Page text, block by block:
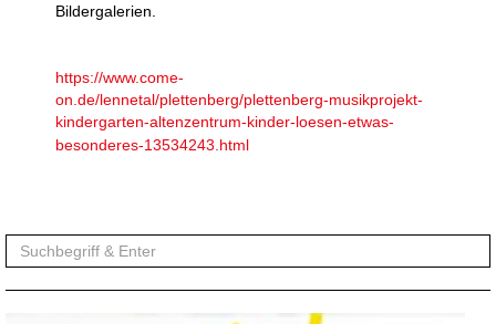
Bildergalerien.
https://www.come-
on.de/lennetal/plettenberg/plettenberg-musikprojekt-
kindergarten-altenzentrum-kinder-loesen-etwas-
besonderes-13534243.html